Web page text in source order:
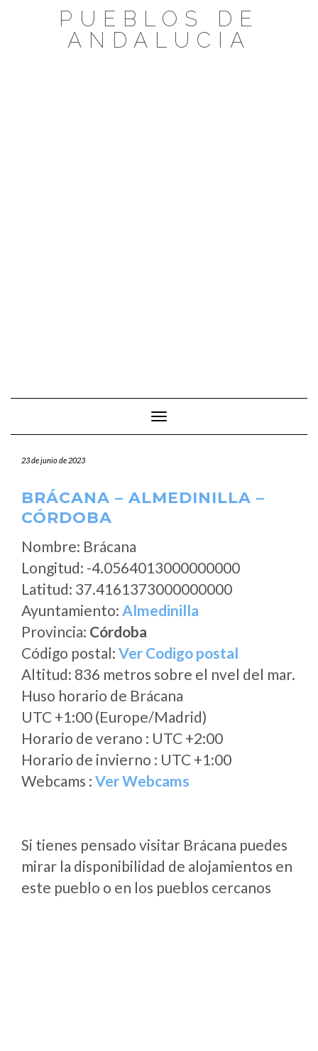
PUEBLOS DE
ANDALUCIA
Cambiar modo de navegación
23 de junio de 2023
BRÁCANA – ALMEDINILLA –
CÓRDOBA
Nombre: Brácana
Longitud: -4.0564013000000000
Latitud: 37.4161373000000000
Ayuntamiento: Almedinilla
Provincia: Córdoba
Código postal: Ver Codigo postal
Altitud: 836 metros sobre el nvel del mar.
Huso horario de Brácana
UTC +1:00 (Europe/Madrid)
Horario de verano : UTC +2:00
Horario de invierno : UTC +1:00
Webcams : Ver Webcams
Si tienes pensado visitar Brácana puedes
mirar la disponibilidad de alojamientos en
este pueblo o en los pueblos cercanos